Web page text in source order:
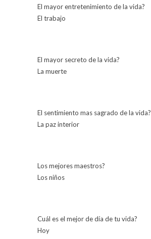
El mayor entretenimiento de la vida?
El trabajo
El mayor secreto de la vida?
La muerte
El sentimiento mas sagrado de la vida?
La paz interior
Los mejores maestros?
Los niños
Cuál es el mejor de día de tu vida?
Hoy